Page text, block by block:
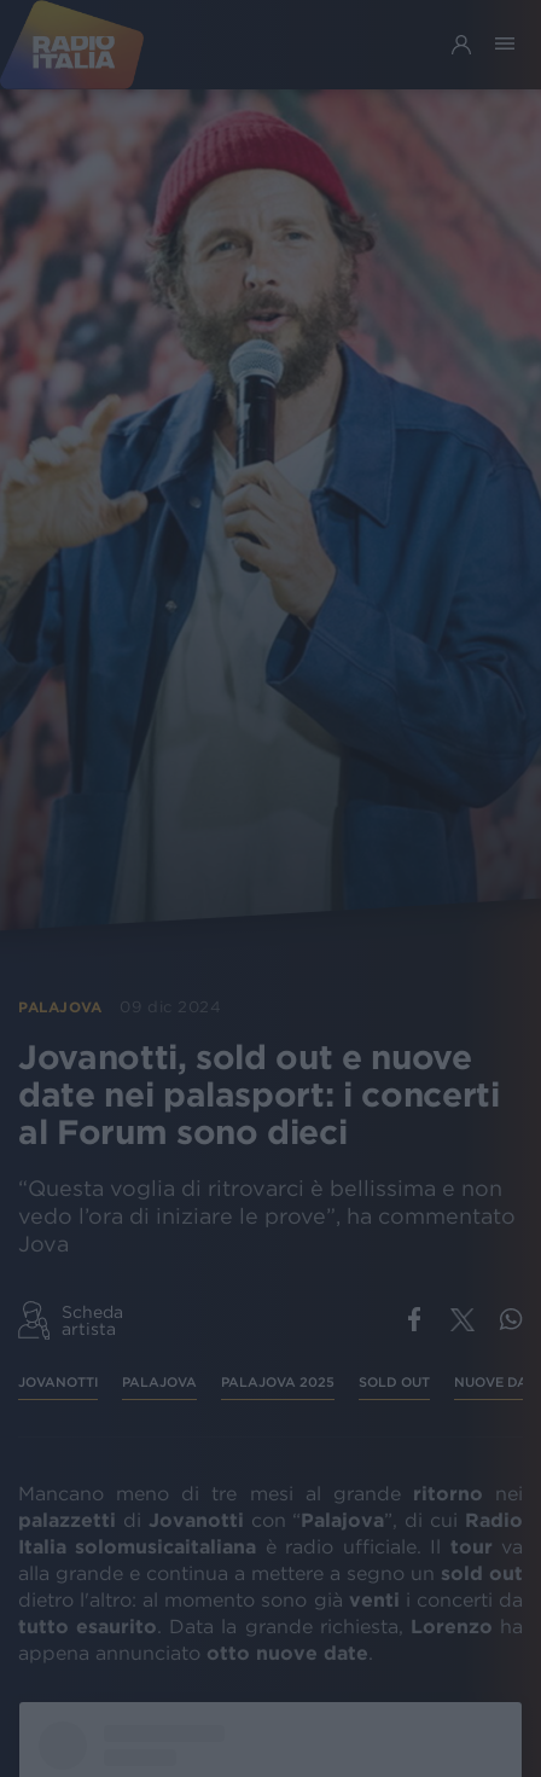
PALAJOVA 09 dic 2024
Jovanotti, sold out e nuove
date nei palasport: i concerti
al Forum sono dieci
“Questa voglia di ritrovarci è bellissima e non
vedo l’ora di iniziare le prove”, ha commentato
Jova
Scheda
artista
JOVANOTTI PALAJOVA PALAJOVA 2025 SOLD OUT NUOVE
Mancano meno di tre mesi al grande ritorno nei
palazzetti di Jovanotti con “Palajova”, di cui Radio
Italia solomusicaitaliana è radio ufficiale. Il tour va
alla grande e continua a mettere a segno un sold out
dietro l'altro: al momento sono già venti i concerti da
tutto esaurito . Data la grande richiesta, Lorenzo ha
appena annunciato otto nuove date